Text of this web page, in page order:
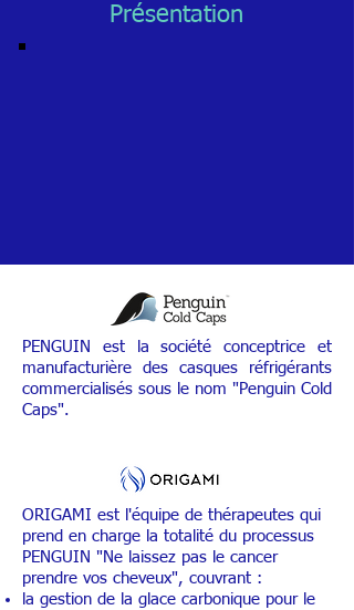
Présentation
PENGUIN est la société conceptrice et
manufacturière des casques réfrigérants
commercialisés sous le nom "Penguin Cold
Caps".
ORIGAMI est l'équipe de thérapeutes qui
prend en charge la totalité du processus
PENGUIN "Ne laissez pas le cancer
prendre vos cheveux", couvrant :
la gestion de la glace carbonique pour le